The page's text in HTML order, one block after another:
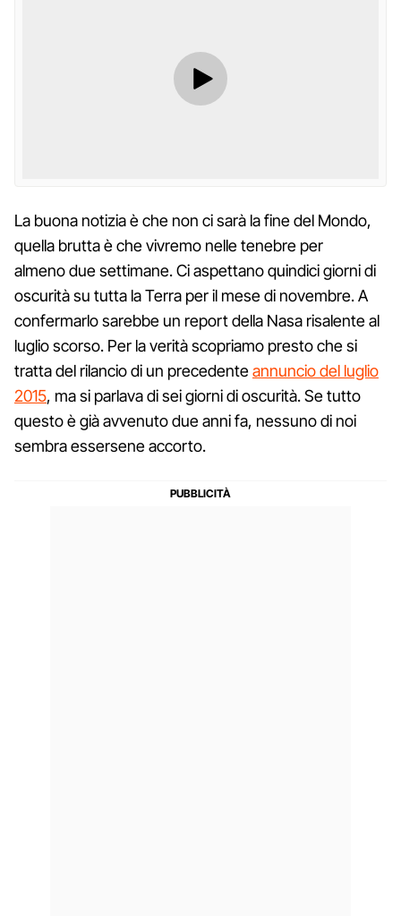
La buona notizia è che non ci sarà la fine del Mondo,
quella brutta è che vivremo nelle tenebre per
almeno due settimane. Ci aspettano quindici giorni di
oscurità su tutta la Terra per il mese di novembre. A
confermarlo sarebbe un report della Nasa risalente al
luglio scorso. Per la verità scopriamo presto che si
tratta del rilancio di un precedenteannuncio del luglio
2015, ma si parlava di sei giorni di oscurità. Se tutto
questo è già avvenuto due anni fa, nessuno di noi
sembra essersene accorto.